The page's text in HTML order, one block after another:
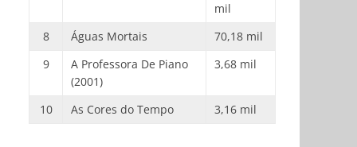
mil
8
Águas Mortais
70,18 mil
9
A Professora De Piano
(2001)
3,68 mil
10 As Cores do Tempo 3,16 mil